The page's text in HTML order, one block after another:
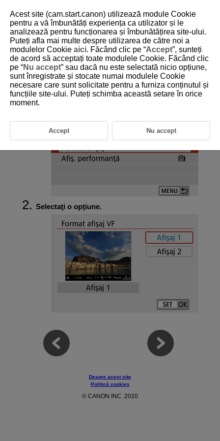
D101-091
Format afişare în vizor
Selectaţi [ :Format afişaj VF ].
Selectaţi o opţiune.
Despre acest site
Politică cookies
© CANON INC. 2020
Acest site (cam.start.canon) utilizează module Cookie
pentru a vă îmbunătăți experiența ca utilizator și le
analizează pentru funcționarea și îmbunătățirea site-ului.
Puteți afla mai multe despre utilizarea de către noi a
modulelor Cookie aici. Făcând clic pe “Accept”, sunteți
de acord să acceptați toate modulele Cookie. Făcând clic
pe “Nu accept” sau dacă nu este selectată nicio opțiune,
sunt înregistrate și stocate numai modulele Cookie
necesare care sunt solicitate pentru a furniza conținutul și
funcțiile site-ului. Puteți schimba această setare în orice
moment.
Accept Nu accept